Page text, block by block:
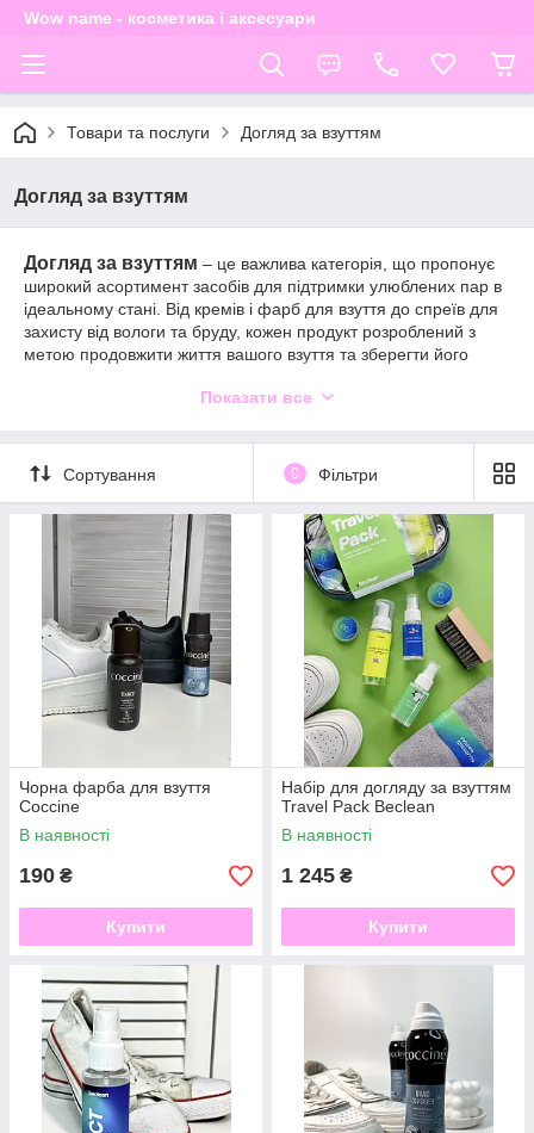
Wow name - косметика і аксесуари
Товари та послуги Догляд за взуттям
Догляд за взуттям
Догляд за взуттям – це важлива категорія, що пропонує
широкий асортимент засобів для підтримки улюблених пар в
ідеальному стані. Від кремів і фарб для взуття до спреїв для
захисту від вологи та бруду, кожен продукт розроблений з
метою продовжити життя вашого взуття та зберегти його
Ми пропонуємо продукцію від провідних виробників, яка
Показати все
Сортування 0 Фільтри
Чорна фарба для взуття
Coccine
В наявності
190 ₴
Купити
Набір для догляду за взуттям
Travel Pack Beclean
В наявності
1 245 ₴
Купити